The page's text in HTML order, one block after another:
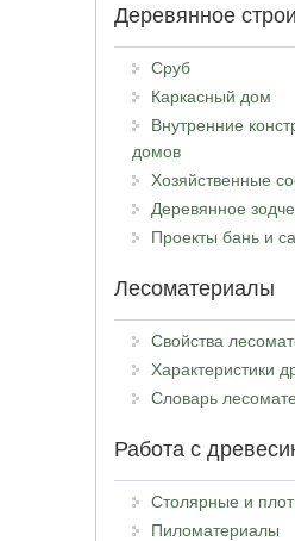
Деревянное
Сруб
Каркасный дом
Внутренние
домов
Хозяйственные
Деревянное
Проекты бань и
Лесоматериалы
Свойства
Характеристики
Словарь
Работа с
Столярные и
Пиломатериалы